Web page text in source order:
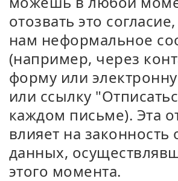
отозвать это
нам неформальное
(например, через
форму или
или ссылку
каждом письме). Эта
влияет на законность
данных,
этого момента.